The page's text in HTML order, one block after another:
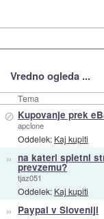
Vredno ogleda ...
Tema
⊘ Kupovanje prek
apclone
Oddelek: Kaj kupiti
» na kateri spletni
prevzemu?
tjaz051
Oddelek: Kaj kupiti
» Paypal v Sloveniji